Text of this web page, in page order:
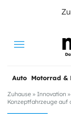
Menu
Auto Motorrad &
Zuhause » Innovation »
Konzeptfahrzeuge auf